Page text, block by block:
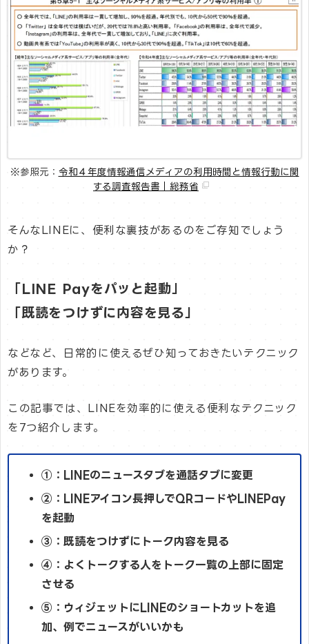
※参照元： 令和４年度情報通信メディアの利用時間と情報行動に関
する調査報告書｜総務省
そんなLINEに、便利な裏技があるのをご存知でしょう
か？
「LINE Payをパッと起動」
「既読をつけずに内容を見る」
などなど、日常的に使えるぜひ知っておきたいテクニック
があります。
この記事では、LINEを効率的に使える便利なテクニック
を7つ紹介します。
①：LINEのニュースタブを通話タブに変更
②：LINEアイコン長押しでQRコードやLINEPay
を起動
③：既読をつけずにトーク内容を見る
④：よくトークする人をトーク一覧の上部に固定
させる
⑤：ウィジェットにLINEのショートカットを追
加、例でニュースがいいかも